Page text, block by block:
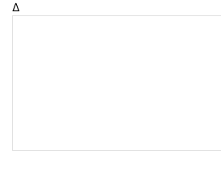
Δ